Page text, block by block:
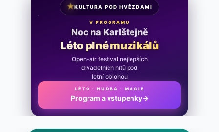
★KULTURA POD HVĚZDAMI
V PROGRAMU
Noc na Karlštejně
Léto plné muzikálů
Open-air festival nejlepších
divadelních hitů pod
letní oblohou
LÉTO · HUDBA · MAGIE
Program a vstupenky →